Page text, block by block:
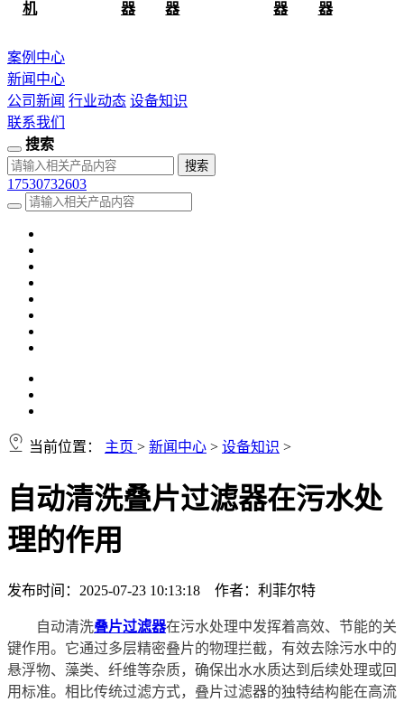
机
器
器
器
器
案例中心
新闻中心
公司新闻 行业动态 设备知识
联系我们
搜索
17530732603
当前位置： 主页 > 新闻中心 > 设备知识 >
自动清洗叠片过滤器在污水处
理的作用
发布时间：2025-07-23 10:13:18 作者：利菲尔特
自动清洗叠片过滤器在污水处理中发挥着高效、节能的关
键作用。它通过多层精密叠片的物理拦截，有效去除污水中的
悬浮物、藻类、纤维等杂质，确保出水水质达到后续处理或回
用标准。相比传统过滤方式，叠片过滤器的独特结构能在高流